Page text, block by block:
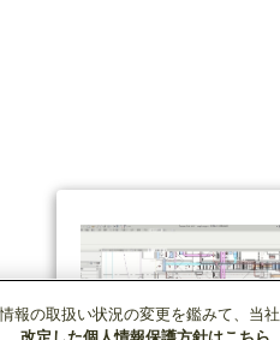
報の取扱い状況の変更を鑑みて、当